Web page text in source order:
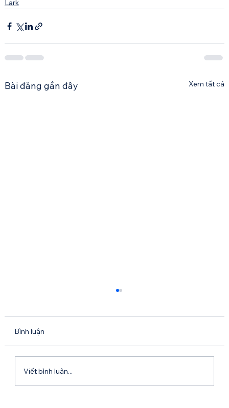
Lark
Bài đăng gần đây Xem tất cả
Lark vs. Google Workspace
Bình luận
Viết bình luận...